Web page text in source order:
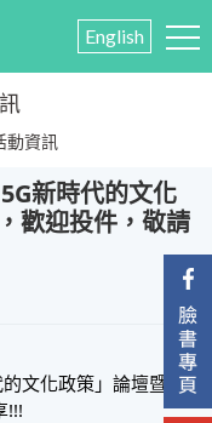
English
訊
動資訊
新時代的文化
歡迎投件，敬請
文化政策」論壇暨研
!!!